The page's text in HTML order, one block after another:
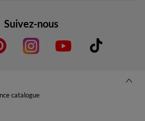
Suivez-nous
catalogue